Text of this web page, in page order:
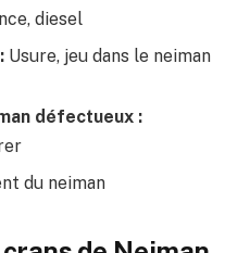
diesel
Usure, jeu dans le neiman
défectueux :
du neiman